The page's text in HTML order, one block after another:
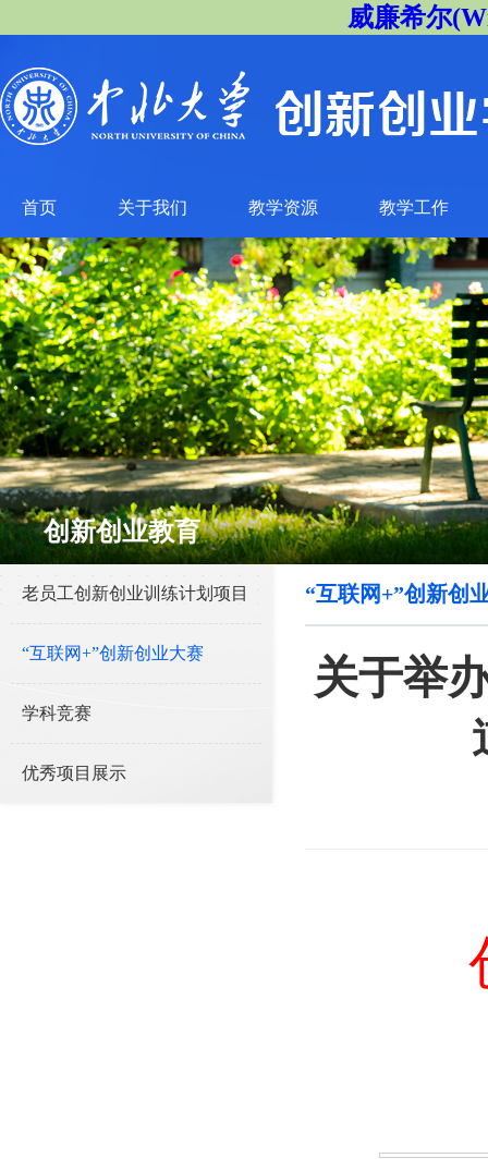
威廉希尔
首页 关于我们 教学资源 教学工作
创新创业教育
老员工创新创业训练计划项目
“互联网+”创新创业大赛
学科竞赛
优秀项目展示
“互联网+”创新创
关于举
创